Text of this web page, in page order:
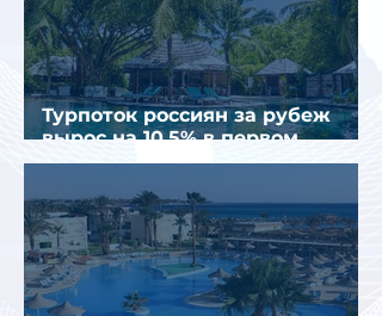
Турпоток россиян за рубеж
вырос на 10,5% в первом
полугодии 2026 года